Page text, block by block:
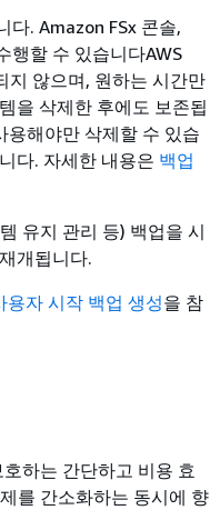
다. Amazon FSx 콘솔,
행할 수 있습니다AWS
지 않으며, 원하는 시간만
을 삭제한 후에도 보존됩
용해야만 삭제할 수 있습
다. 자세한 내용은 백업
유지 관리 등) 백업을 시
개됩니다.
용자 시작 백업 생성을 참
하는 간단하고 비용 효
를 간소화하는 동시에 향